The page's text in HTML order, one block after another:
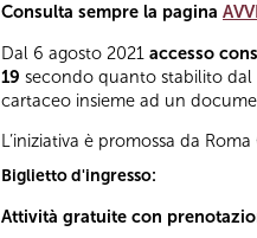
Consulta sempre la pagina
Dal 6 agosto 2021 accesso
19 secondo quanto stabilito dal
cartaceo insieme ad un
L’iniziativa è promossa da
Biglietto d'ingresso:
Attività gratuite con